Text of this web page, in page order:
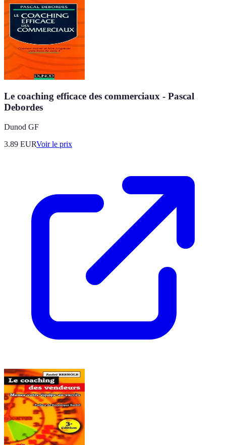
Le coaching efficace des commerciaux - Pascal
Debordes
Dunod GF
3.89 EURVoir le prix